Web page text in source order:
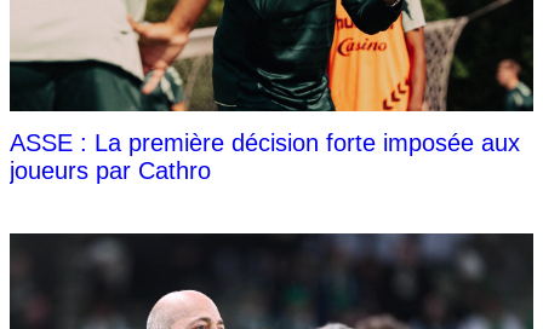
ASSE : La première décision forte imposée aux
joueurs par Cathro